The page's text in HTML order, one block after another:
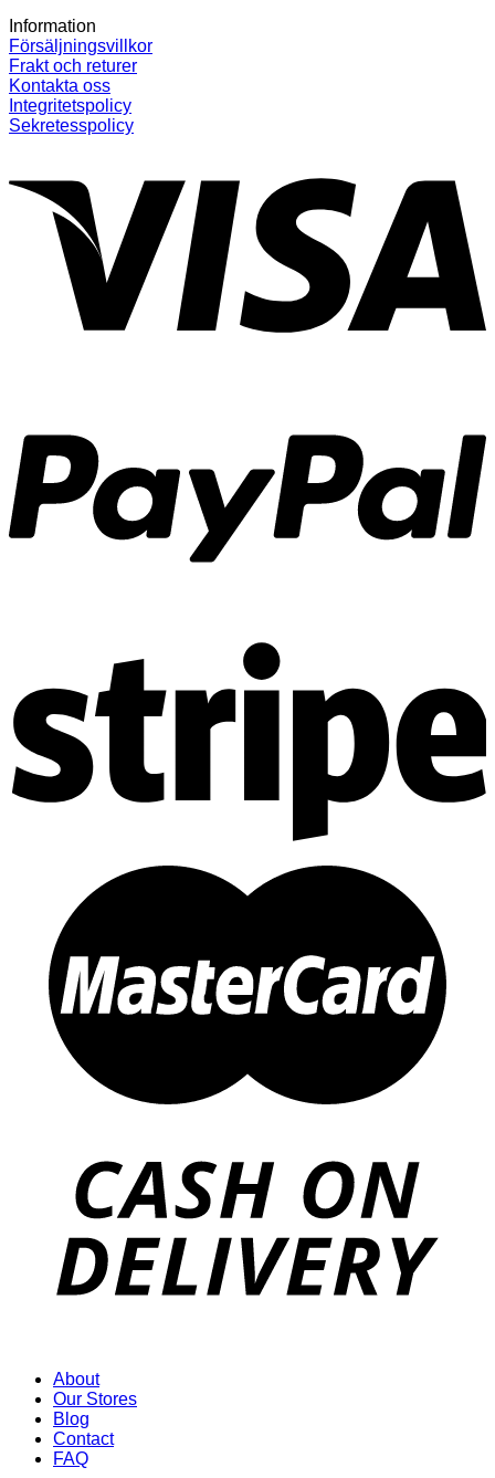
Information
Försäljningsvillkor
Frakt och returer
Kontakta oss
Integritetspolicy
Sekretesspolicy
About
Our Stores
Blog
Contact
FAQ